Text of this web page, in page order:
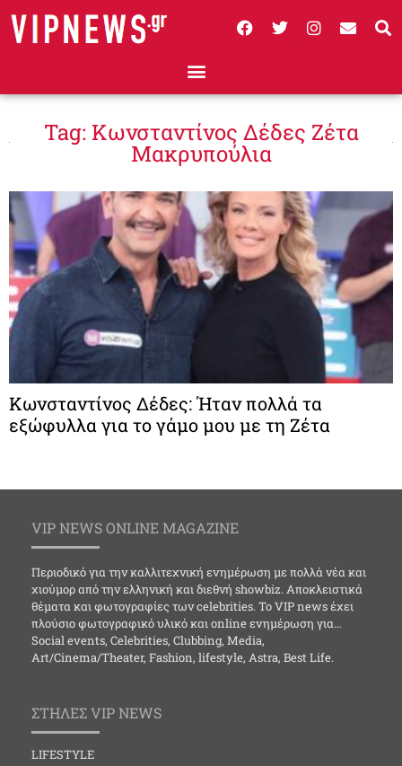
Tag: Κωνσταντίνος Δέδες Ζέτα
Μακρυπούλια
Κωνσταντίνος Δέδες: Ήταν πολλά τα
εξώφυλλα για το γάμο μου με τη Ζέτα
VIP NEWS ONLINE MAGAZINE
Περιοδικό για την καλλιτεχνική ενημέρωση με πολλά νέα και
χιούμορ από την ελληνική και διεθνή showbiz. Αποκλειστικά
θέματα και φωτογραφίες των celebrities. Το VIP news έχει
πλούσιο φωτογραφικό υλικό και online ενημέρωση για…
Social events, Celebrities, Clubbing, Media,
Art/Cinema/Theater, Fashion, lifestyle, Astra, Best Life.
ΣΤΗΛΕΣ VIP NEWS
LIFESTYLE